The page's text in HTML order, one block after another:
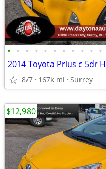
• • • • • • • • • • •
2014 Toyota Prius c 5dr
8/7 167k mi Surrey
$12,980